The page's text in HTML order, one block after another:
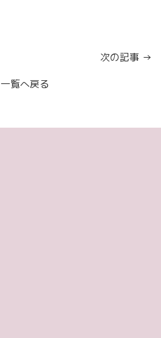
次の記事 →
一覧へ戻る